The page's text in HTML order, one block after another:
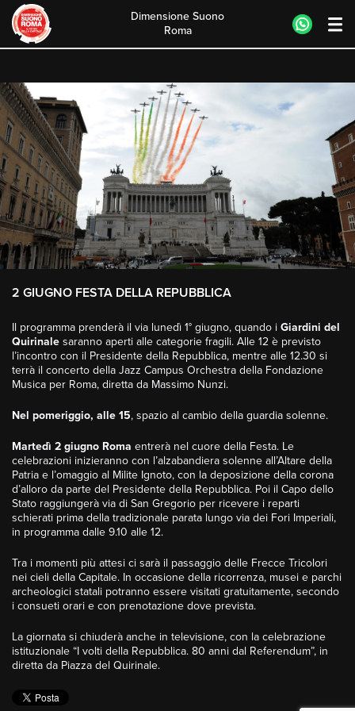
content
Dimensione Suono
Roma
2 GIUGNO FESTA DELLA REPUBBLICA
Il programma prenderà il via lunedì 1° giugno, quando i Giardini del
Quirinale saranno aperti alle categorie fragili. Alle 12 è previsto
l’incontro con il Presidente della Repubblica, mentre alle 12.30 si
terrà il concerto della Jazz Campus Orchestra della Fondazione
Musica per Roma, diretta da Massimo Nunzi.
Nel pomeriggio, alle 15, spazio al cambio della guardia solenne.
Martedì 2 giugno Roma entrerà nel cuore della Festa. Le
celebrazioni inizieranno con l’alzabandiera solenne all’Altare della
Patria e l’omaggio al Milite Ignoto, con la deposizione della corona
d’alloro da parte del Presidente della Repubblica. Poi il Capo dello
Stato raggiungerà via di San Gregorio per ricevere i reparti
schierati prima della tradizionale parata lungo via dei Fori Imperiali,
in programma dalle 9.10 alle 12.
Tra i momenti più attesi ci sarà il passaggio delle Frecce Tricolori
nei cieli della Capitale. In occasione della ricorrenza, musei e parchi
archeologici statali potranno essere visitati gratuitamente, secondo
i consueti orari e con prenotazione dove prevista.
La giornata si chiuderà anche in televisione, con la celebrazione
istituzionale “I volti della Repubblica. 80 anni dal Referendum”, in
diretta da Piazza del Quirinale.